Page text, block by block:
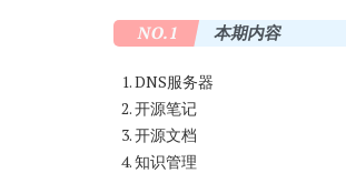
NO.1 本期内容
DNS服务器
开源笔记
开源文档
知识管理